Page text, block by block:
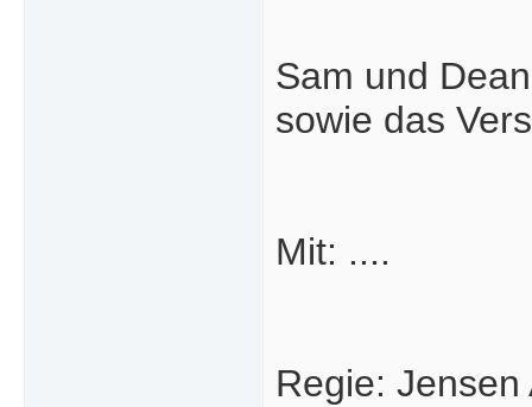
Sam und
sowie das
Mit: ....
Regie: Jensen